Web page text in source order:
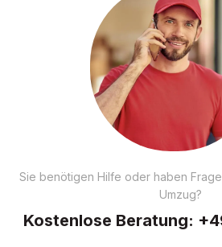
Sie benötigen Hilfe oder haben
Umzug?
Kostenlose Beratung: